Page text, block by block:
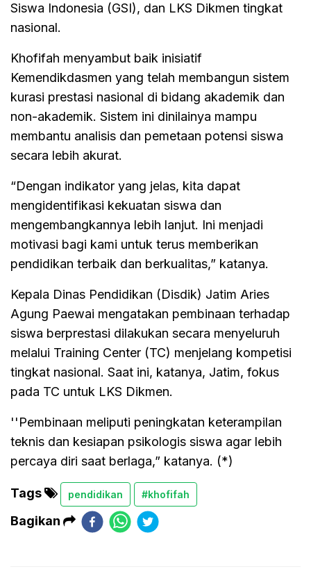
Siswa Indonesia (GSI), dan LKS Dikmen tingkat
nasional.
Khofifah menyambut baik inisiatif
Kemendikdasmen yang telah membangun sistem
kurasi prestasi nasional di bidang akademik dan
non-akademik. Sistem ini dinilainya mampu
membantu analisis dan pemetaan potensi siswa
secara lebih akurat.
“Dengan indikator yang jelas, kita dapat
mengidentifikasi kekuatan siswa dan
mengembangkannya lebih lanjut. Ini menjadi
motivasi bagi kami untuk terus memberikan
pendidikan terbaik dan berkualitas,” katanya.
Kepala Dinas Pendidikan (Disdik) Jatim Aries
Agung Paewai mengatakan pembinaan terhadap
siswa berprestasi dilakukan secara menyeluruh
melalui Training Center (TC) menjelang kompetisi
tingkat nasional. Saat ini, katanya, Jatim, fokus
pada TC untuk LKS Dikmen.
''Pembinaan meliputi peningkatan keterampilan
teknis dan kesiapan psikologis siswa agar lebih
percaya diri saat berlaga,” katanya. (*)
Tags pendidikan #khofifah
Bagikan